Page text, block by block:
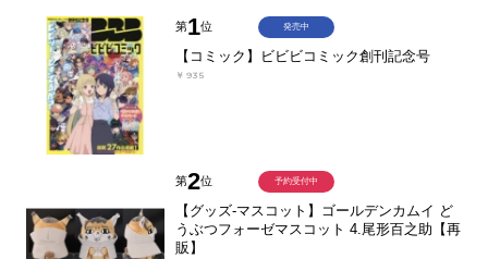
第1位
【コミック】ビビビコミック創刊記念号
￥935
発売中
第2位
【グッズ-マスコット】ゴールデンカムイ ど
うぶつフォーゼマスコット 4.尾形百之助【再
販】
予約受付中